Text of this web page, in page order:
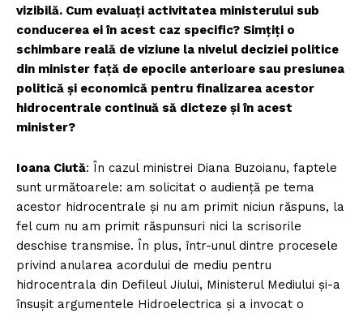
vizibilă. Cum evaluați activitatea ministerului sub
conducerea ei în acest caz specific? Simțiți o
schimbare reală de viziune la nivelul deciziei politice
din minister față de epocile anterioare sau presiunea
politică și economică pentru finalizarea acestor
hidrocentrale continuă să dicteze și în acest
minister?
Ioana Ciută: În cazul ministrei Diana Buzoianu, faptele
sunt următoarele: am solicitat o audiență pe tema
acestor hidrocentrale și nu am primit niciun răspuns, la
fel cum nu am primit răspunsuri nici la scrisorile
deschise transmise. În plus, într-unul dintre procesele
privind anularea acordului de mediu pentru
hidrocentrala din Defileul Jiului, Ministerul Mediului și-a
însușit argumentele Hidroelectrica și a invocat o